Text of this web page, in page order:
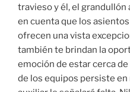
travieso y él, el
en cuenta que los
ofrecen una vista
también te brindan la
emoción de estar cerca
de los equipos persiste